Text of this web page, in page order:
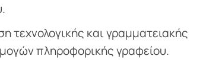
τεχνολογικής και γραμματειακής
πληροφορικής γραφείου.